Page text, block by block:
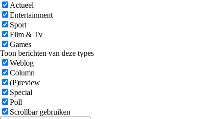
Actueel
Entertainment
Sport
Film & Tv
Games
Toon berichten van deze types
Weblog
Column
(P)review
Special
Poll
Scrollbar gebruiken